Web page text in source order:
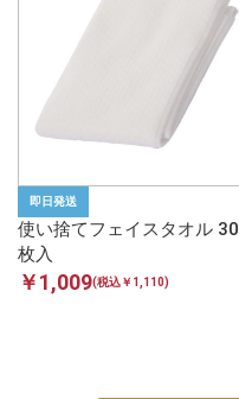
即日発送
使い捨てフェイスタオル 30
枚入
￥1,009(税込￥1,110)